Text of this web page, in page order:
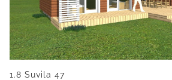
1.8 Suvila 47